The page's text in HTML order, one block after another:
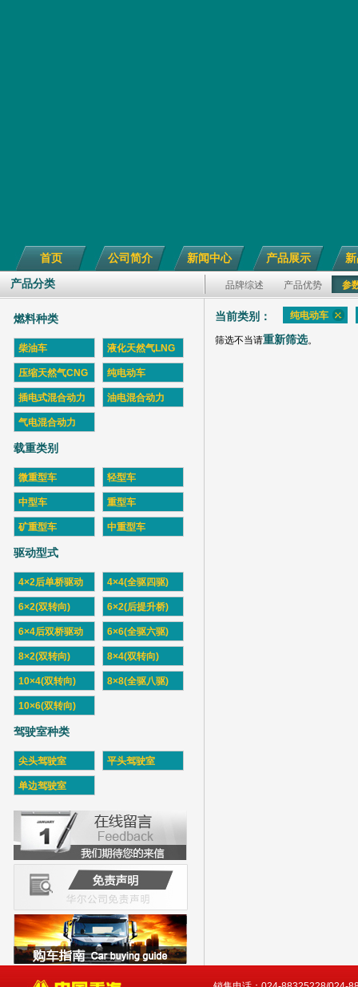
首页 公司简介 新闻中心 产品展示
产品分类 品牌综述 产品优势 参
燃料种类
柴油车 液化天然气LNG
压缩天然气CNG 纯电动车
插电式混合动力 油电混合动力
气电混合动力
载重类别
微重型车 轻型车
中型车 重型车
矿重型车 中重型车
驱动型式
4×2后单桥驱动 4×4(全驱四驱)
6×2(双转向) 6×2(后提升桥)
6×4后双桥驱动 6×6(全驱六驱)
8×2(双转向) 8×4(双转向)
10×4(双转向) 8×8(全驱八驱)
10×6(双转向)
驾驶室种类
尖头驾驶室 平头驾驶室
单边驾驶室
当前类别： 纯电动车
筛选不当请重新筛选。